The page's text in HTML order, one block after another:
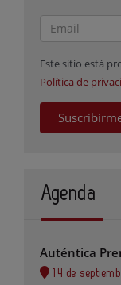
Este sitio está
Política de
Agenda
Auténtica
14 de